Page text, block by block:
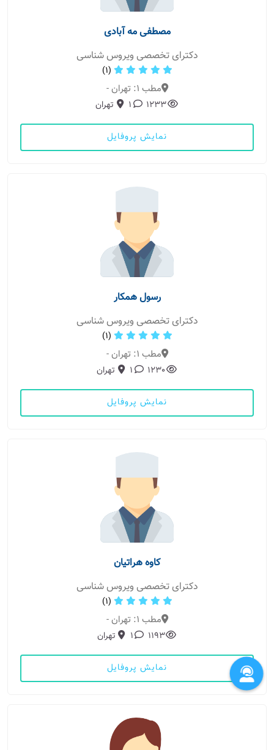
مصطفی مه آبادی
دکترای تخصصی ویروس شناسی
(1)
مطب 1: تهران -
1233
1 تهران
نمایش پروفایل
رسول همکار
دکترای تخصصی ویروس شناسی
(1)
مطب 1: تهران -
1230
1 تهران
نمایش پروفایل
کاوه هراتیان
دکترای تخصصی ویروس شناسی
(1)
مطب 1: تهران -
1193
1 تهران
نمایش پروفایل